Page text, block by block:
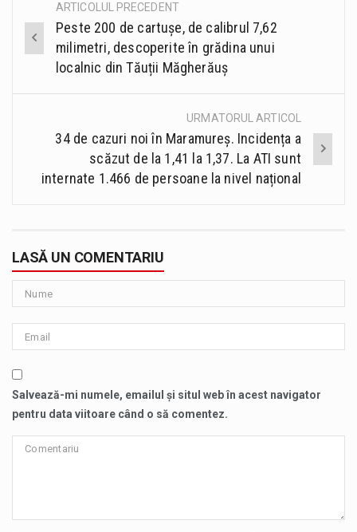
Post
navigation
ARTICOLUL PRECEDENT
Peste 200 de cartușe, de calibrul 7,62
milimetri, descoperite în grădina unui
localnic din Tăuții Măgherăuș
URMATORUL ARTICOL
34 de cazuri noi în Maramureș. Incidența a
scăzut de la 1,41 la 1,37. La ATI sunt
internate 1.466 de persoane la nivel național
LASĂ UN COMENTARIU
Salvează-mi numele, emailul și situl web în acest navigator
pentru data viitoare când o să comentez.